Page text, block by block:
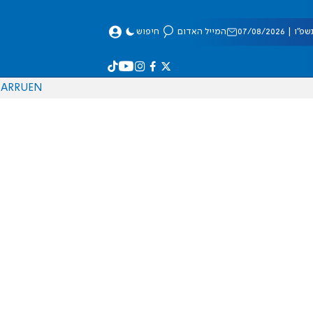
08/2026 המייל האדום חיפוש
EN
RU
AR